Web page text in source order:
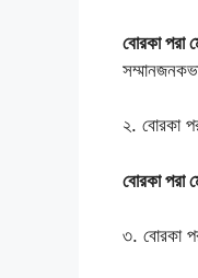
বোরকা পরা
২. বোরকা
বোরকা পরা
৩. বোরকা